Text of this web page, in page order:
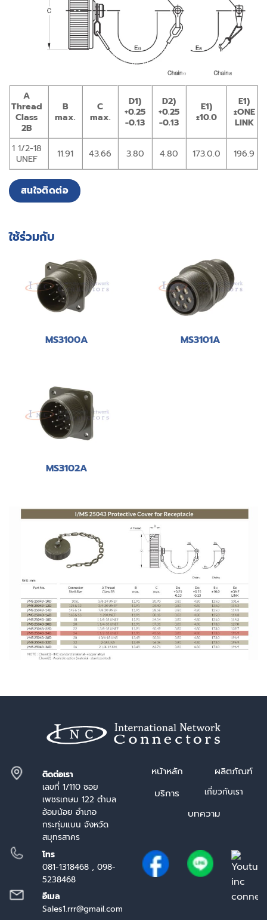
A
Thread
Class
2B
B
max.
C
max.
D1)
+0.25
-0.13
D2)
+0.25
-0.13
E1)
±10.0
E1)
±ONE
LINK
1 1/2-18
UNEF
11.91 43.66 3.80 4.80 173.0.0 196.9
สนใจติดต่อ
ใช้ร่วมกับ
MS3100A MS3101A
MS3102A
ติดต่อเรา
เลขที่ 1/110 ซอย
เพชรเกษม 122 ตำบล
อ้อมน้อย อำเภอ
กระทุ่มแบน จังหวัด
สมุทรสาคร
โทร
081-1318468 , 098-
5238468
อีเมล
Sales1.rrr@gmail.com
หน้าหลัก
ผลิตภัณฑ์
บริการ
เกี่ยวกับเรา
บทความ